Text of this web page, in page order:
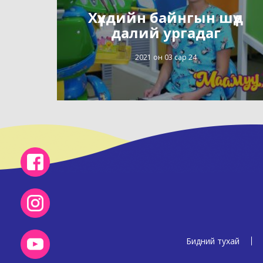
Хүүхдийн байнгын шүд
далий ургадаг
2021 он 03 сар 24
Бидний тухай